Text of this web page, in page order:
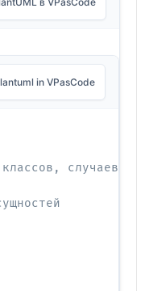
in VPasCode
случаев